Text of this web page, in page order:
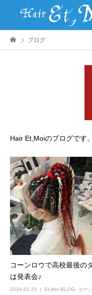
ブログ
Hair Et,Moiのブログです。
コーンロウで高校最後の
は発表会♪
2024.02.25 Et,Moi BLOG コー